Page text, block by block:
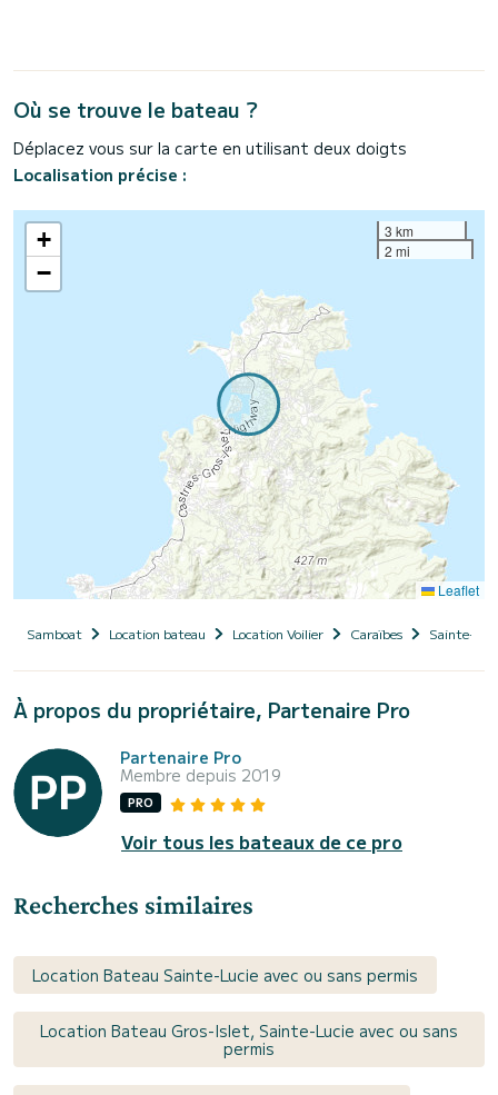
Où se trouve le bateau ?
Déplacez vous sur la carte en utilisant deux doigts
Localisation précise :
+
−
3 km
2 mi
Leaflet
Samboat Location bateau Location Voilier Caraïbes Sainte-
À propos du propriétaire, Partenaire Pro
Partenaire Pro
Membre depuis 2019
PRO
Voir tous les bateaux de ce pro
Recherches similaires
Location Bateau Sainte-Lucie avec ou sans permis
Location Bateau Gros-Islet, Sainte-Lucie avec ou sans
permis